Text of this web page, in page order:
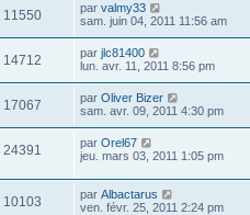
11550 par valmy33
sam. juin 04, 2011 11:56 am
14712 par jlc81400
lun. avr. 11, 2011 8:56 pm
17067 par Oliver Bizer
sam. avr. 09, 2011 4:30 pm
24391 par Orel67
jeu. mars 03, 2011 1:05 pm
10103 par Albactarus
ven. févr. 25, 2011 2:24 pm